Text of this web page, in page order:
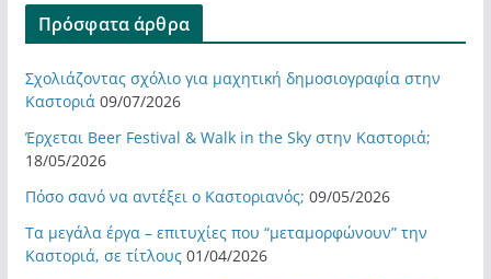
Πρόσφατα άρθρα
Σχολιάζοντας σχόλιο για μαχητική δημοσιογραφία στην
Καστοριά 09/07/2026
Έρχεται Beer Festival & Walk in the Sky στην Καστοριά;
18/05/2026
Πόσο σανό να αντέξει ο Καστοριανός; 09/05/2026
Τα μεγάλα έργα – επιτυχίες που “μεταμορφώνουν” την
Καστοριά, σε τίτλους 01/04/2026